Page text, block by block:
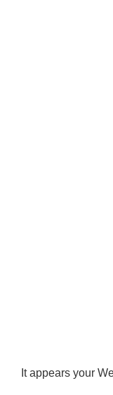
It appears your